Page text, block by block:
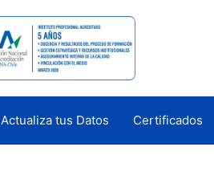
Actualiza tus Datos Certificados